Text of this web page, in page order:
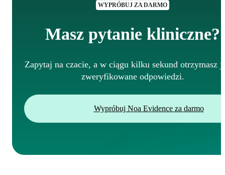
WYPRÓBUJ ZA DARMO
Masz pytanie kliniczne?
Zapytaj na czacie, a w ciągu kilku sekund otrzymasz
zweryfikowane odpowiedzi.
Wypróbuj Noa Evidence za darmo